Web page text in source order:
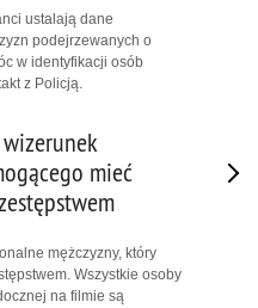
ustalają dane
podejrzewanych o
w identyfikacji osób
z Policją.
mieć
mężczyzny, który
Wszystkie osoby
na filmie są